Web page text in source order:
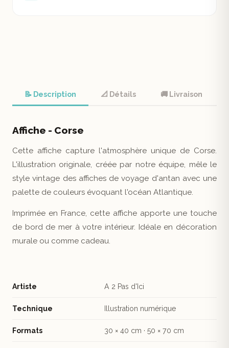
📝 Description 📐 Détails 🚚 Livraison
Affiche - Corse
Cette affiche capture l'atmosphère unique de Corse.
L'illustration originale, créée par notre équipe, mêle le
style vintage des affiches de voyage d'antan avec une
palette de couleurs évoquant l'océan Atlantique.
Imprimée en France, cette affiche apporte une touche
de bord de mer à votre intérieur. Idéale en décoration
murale ou comme cadeau.
Artiste A 2 Pas d'Ici
Technique Illustration numérique
Formats 30 × 40 cm · 50 × 70 cm